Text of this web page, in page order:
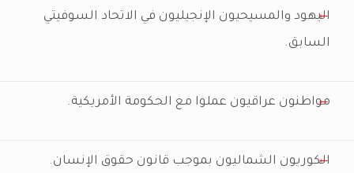
اليهود والمسيحيون الإنجيليون في الاتحاد السوفيتي
السابق.
مواطنون عراقيون عملوا مع الحكومة الأمريكية.
الكوريون الشماليون بموجب قانون حقوق الإنسان.